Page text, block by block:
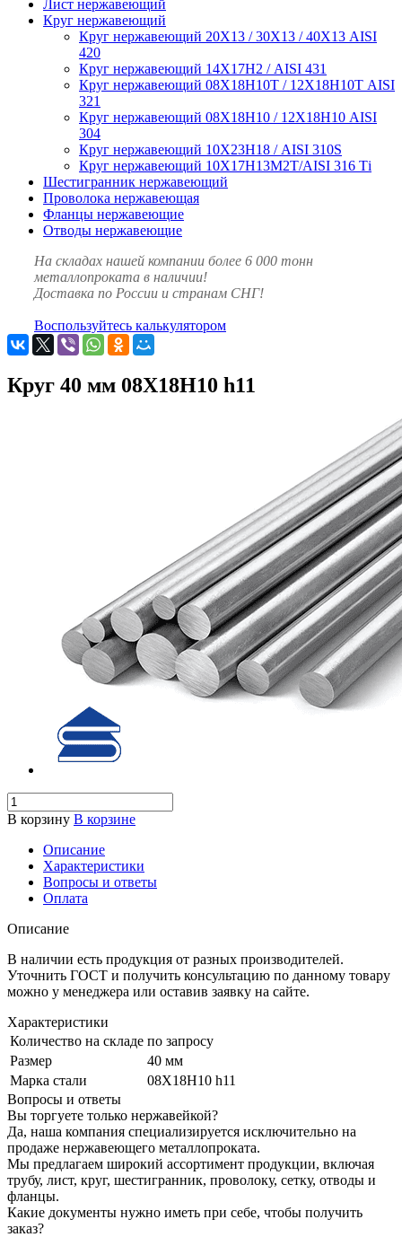
Лист нержавеющий
Круг нержавеющий
Круг нержавеющий 20Х13 / 30Х13 / 40Х13 AISI
420
Круг нержавеющий 14Х17Н2 / AISI 431
Круг нержавеющий 08Х18Н10Т / 12Х18Н10Т AISI
321
Круг нержавеющий 08Х18Н10 / 12Х18Н10 AISI
304
Круг нержавеющий 10Х23Н18 / AISI 310S
Круг нержавеющий 10Х17Н13М2Т/AISI 316 Тi
Шестигранник нержавеющий
Проволока нержавеющая
Фланцы нержавеющие
Отводы нержавеющие
На складах нашей компании более 6 000 тонн
металлопроката в наличии!
Доставка по России и странам СНГ!
Воспользуйтесь калькулятором
Круг 40 мм 08Х18Н10 h11
В корзину В корзине
Описание
Характеристики
Вопросы и ответы
Оплата
Описание
В наличии есть продукция от разных производителей.
Уточнить ГОСТ и получить консультацию по данному товару
можно у менеджера или оставив заявку на сайте.
Характеристики
Количество на складе по запросу
Размер
40 мм
Марка стали
08Х18Н10 h11
Вопросы и ответы
Вы торгуете только нержавейкой?
Да, наша компания специализируется исключительно на
продаже нержавеющего металлопроката.
Мы предлагаем широкий ассортимент продукции, включая
трубу, лист, круг, шестигранник, проволоку, сетку, отводы и
фланцы.
Какие документы нужно иметь при себе, чтобы получить
заказ?